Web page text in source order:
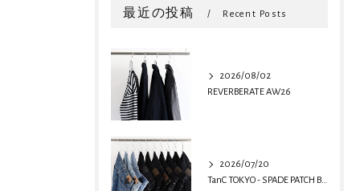
最近の投稿 Recent Posts
2026/08/02
REVERBERATE AW26
2026/07/20
TanC TOKYO - SPADE PATCH BUGGY REMAKE DENIM